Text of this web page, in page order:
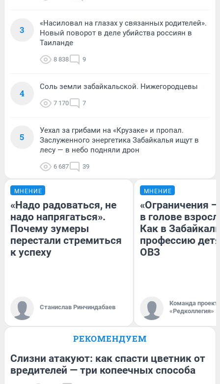
3
«Насиловал на глазах у связанных родителей».
Новый поворот в деле убийства россиян в
Таиланде
8 838 9
4
Соль земли забайкальской. Нижегородцевы
7 170 7
5
Уехал за грибами на «Крузаке» и пропал.
Заслуженного энергетика Забайкалья ищут в
лесу — в небо подняли дрон
6 687 39
МНЕНИЕ
«Надо радоваться, не
надо напрягаться».
Почему зумеры
перестали стремиться
к успеху
Станислав Ринчиндабаев
МНЕНИЕ
«Ограничения
в голове
Как в
профессию
ОВЗ
Команда
«Редколлегия»
РЕКОМЕНДУЕМ
Слизни атакуют: как спасти цветник от
вредителей — три копеечных способа